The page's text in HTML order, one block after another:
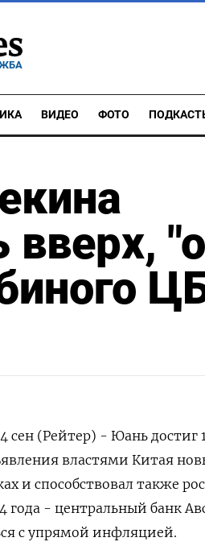
ВИДЕО ФОТО
(Рейтер) - Юань достиг
властями Китая
и способствовал также
года - центральный банк
с упрямой инфляцией.